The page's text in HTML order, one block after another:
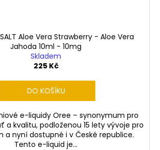
Aloe Vera Strawberry - Aloe Vera
Jahoda 10ml - 10mg
Skladem
225 Kč
DO KOŠÍKU
e-liquidy Oree – synonymum pro
a kvalitu, podloženou 15 lety vývoje pro
a nyní dostupné i v České republice.
Tento e-liquid je...